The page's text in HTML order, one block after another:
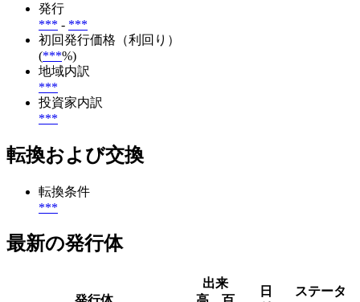
発行
*** - ***
初回発行価格（利回り）
(***%)
地域内訳
***
投資家内訳
***
転換および交換
転換条件
***
最新の発行体
出来
日
ステータ